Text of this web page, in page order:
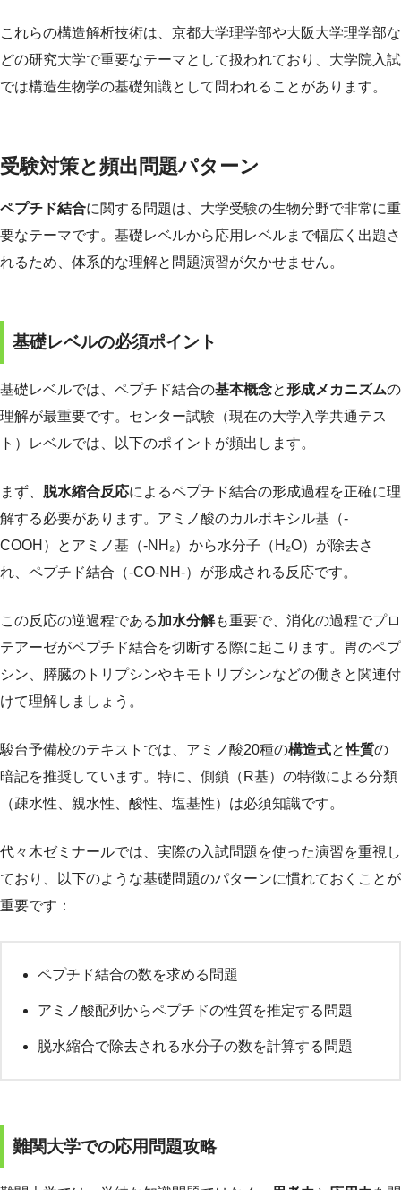
これらの構造解析技術は、京都大学理学部や大阪大学理学部な
どの研究大学で重要なテーマとして扱われており、大学院入試
では構造生物学の基礎知識として問われることがあります。
受験対策と頻出問題パターン
ペプチド結合に関する問題は、大学受験の生物分野で非常に重
要なテーマです。基礎レベルから応用レベルまで幅広く出題さ
れるため、体系的な理解と問題演習が欠かせません。
基礎レベルの必須ポイント
基礎レベルでは、ペプチド結合の基本概念と形成メカニズムの
理解が最重要です。センター試験（現在の大学入学共通テス
ト）レベルでは、以下のポイントが頻出します。
まず、 脱水縮合反応によるペプチド結合の形成過程を正確に理
解する必要があります。アミノ酸のカルボキシル基（-
COOH）とアミノ基（-NH₂）から水分子（H₂O）が除去さ
れ、ペプチド結合（-CO-NH-）が形成される反応です。
この反応の逆過程である加水分解も重要で、消化の過程でプロ
テアーゼがペプチド結合を切断する際に起こります。胃のペプ
シン、膵臓のトリプシンやキモトリプシンなどの働きと関連付
けて理解しましょう。
駿台予備校のテキストでは、アミノ酸20種の構造式と性質の
暗記を推奨しています。特に、側鎖（R基）の特徴による分類
（疎水性、親水性、酸性、塩基性）は必須知識です。
代々木ゼミナールでは、実際の入試問題を使った演習を重視し
ており、以下のような基礎問題のパターンに慣れておくことが
重要です：
ペプチド結合の数を求める問題
アミノ酸配列からペプチドの性質を推定する問題
脱水縮合で除去される水分子の数を計算する問題
難関大学での応用問題攻略